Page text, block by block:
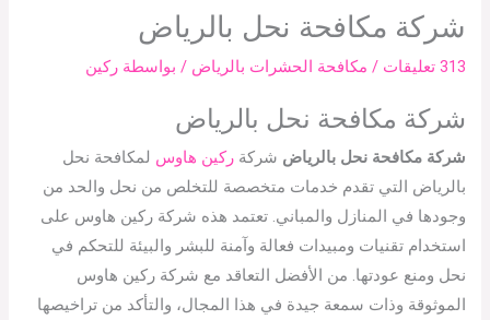
شركة مكافحة نحل بالرياض
313 تعليقات / مكافحة الحشرات بالرياض / بواسطة ركين
شركة مكافحة نحل بالرياض
شركة مكافحة نحل بالرياض شركةركين هاوس لمكافحة نحل
بالرياض التي تقدم خدمات متخصصة للتخلص من نحل والحد من
وجودها في المنازل والمباني. تعتمد هذه شركة ركين هاوس على
استخدام تقنيات ومبيدات فعالة وآمنة للبشر والبيئة للتحكم في
نحل ومنع عودتها. من الأفضل التعاقد مع شركة ركين هاوس
الموثوقة وذات سمعة جيدة في هذا المجال، والتأكد من تراخيصها